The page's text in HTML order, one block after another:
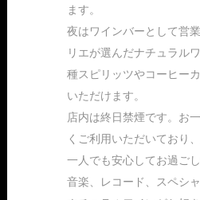
ます。
夜はワインバーとして営
リエが選んだナチュラル
種スピリッツやコーヒー
いただけます。
店内は終日禁煙です。お
くご利用いただいており
一人でも安心してお過ご
音楽、レコード、スペシ